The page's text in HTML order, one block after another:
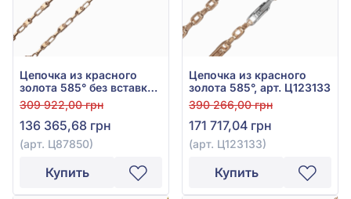
Цепочка из красного
золота 585° без вставки,
арт. Ц87850
309 922,00 грн
136 365,68 грн
(арт. Ц87850)
Купить
Цепочка из красного
золота 585°, арт. Ц123133
390 266,00 грн
171 717,04 грн
(арт. Ц123133)
Купить